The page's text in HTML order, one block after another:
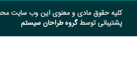
کلیه حقوق مادی و معنوی این وب سایت
پشتیبانی توسطگروه طراحان سیستم